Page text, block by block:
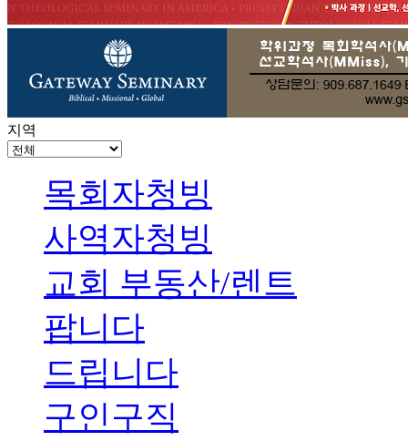
지역
목회자청빙
사역자청빙
교회 부동산/렌트
팝니다
드립니다
구인구직